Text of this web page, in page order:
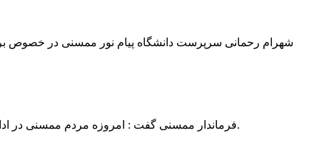
فرماندار ممسنی گفت : امروزه مردم ممسنی در ادارات شهرستان نیاز به کارشناس و خدمتگزار دارند و به اندازه کافی کلانتر در شهرستان وجود دارد پس کارشناسان از کلانتری پرهیز نمایند.